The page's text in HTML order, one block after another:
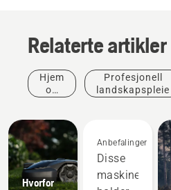
Relaterte artikler
Hjem
og
Profesjonell
landskapspleie
Hvorfor
Anbefalinger
Disse
maskinene